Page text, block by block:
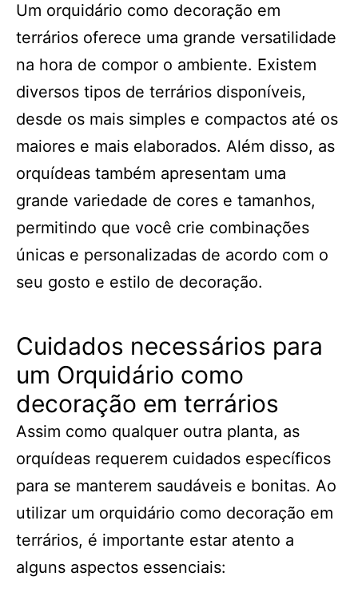
Um orquidário como decoração em
terrários oferece uma grande versatilidade
na hora de compor o ambiente. Existem
diversos tipos de terrários disponíveis,
desde os mais simples e compactos até os
maiores e mais elaborados. Além disso, as
orquídeas também apresentam uma
grande variedade de cores e tamanhos,
permitindo que você crie combinações
únicas e personalizadas de acordo com o
seu gosto e estilo de decoração.
Cuidados necessários para
um Orquidário como
decoração em terrários
Assim como qualquer outra planta, as
orquídeas requerem cuidados específicos
para se manterem saudáveis e bonitas. Ao
utilizar um orquidário como decoração em
terrários, é importante estar atento a
alguns aspectos essenciais: